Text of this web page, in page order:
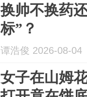
换帅不换药
标”？
谭浩俊 2026-08-04
女子在山姆